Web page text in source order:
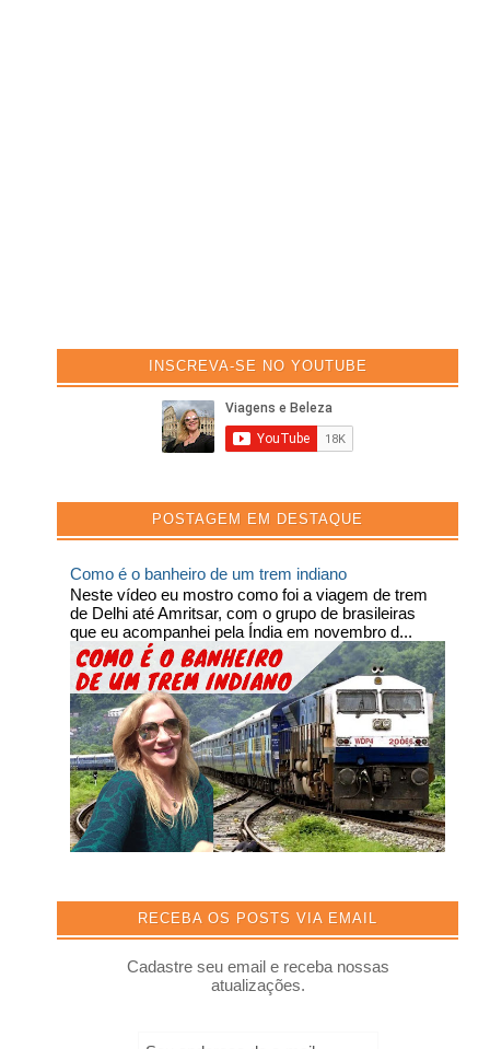
INSCREVA-SE NO YOUTUBE
POSTAGEM EM DESTAQUE
Como é o banheiro de um trem indiano
Neste vídeo eu mostro como foi a viagem de trem
de Delhi até Amritsar, com o grupo de brasileiras
que eu acompanhei pela Índia em novembro d...
RECEBA OS POSTS VIA EMAIL
Cadastre seu email e receba nossas
atualizações.